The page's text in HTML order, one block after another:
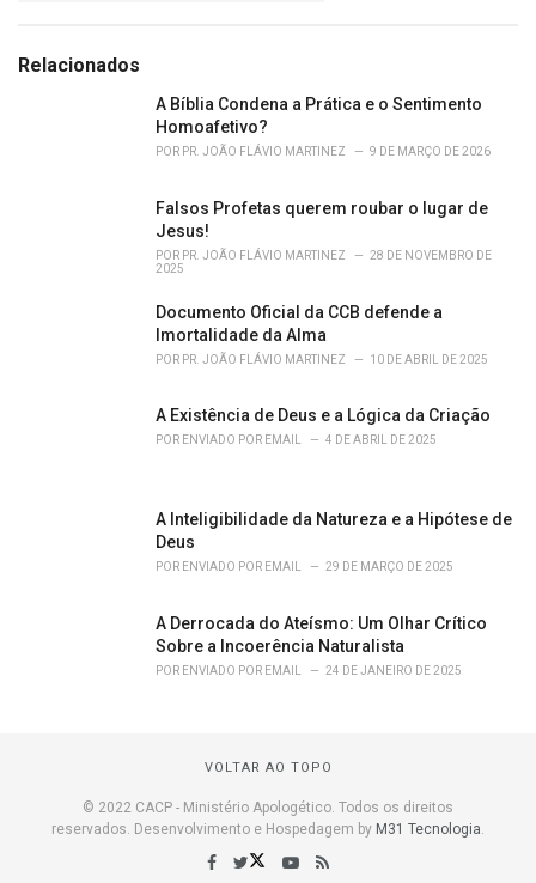
o
r:Relacionados
A Bíblia Condena a Prática e o Sentimento
Homoafetivo?
POR PR. JOÃO FLÁVIO MARTINEZ 9 DE MARÇO DE 2026
Falsos Profetas querem roubar o lugar de
Jesus!
POR PR. JOÃO FLÁVIO MARTINEZ
28 DE NOVEMBRO DE
2025
Documento Oficial da CCB defende a
Imortalidade da Alma
POR PR. JOÃO FLÁVIO MARTINEZ 10 DE ABRIL DE 2025
A Existência de Deus e a Lógica da Criação
POR ENVIADO POR EMAIL 4 DE ABRIL DE 2025
A Inteligibilidade da Natureza e a Hipótese de
Deus
POR ENVIADO POR EMAIL 29 DE MARÇO DE 2025
A Derrocada do Ateísmo: Um Olhar Crítico
Sobre a Incoerência Naturalista
POR ENVIADO POR EMAIL 24 DE JANEIRO DE 2025
VOLTAR AO TOPO
© 2022 CACP - Ministério Apologético. Todos os direitos
reservados. Desenvolvimento e Hospedagem by M31 Tecnologia.